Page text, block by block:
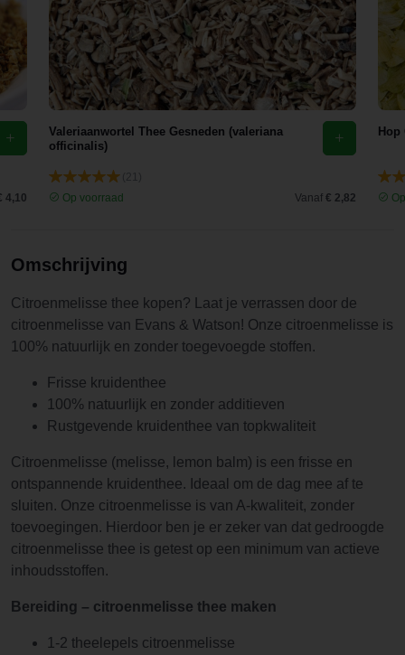
4,10
Valeriaanwortel Thee Gesneden (valeriana
officinalis)
Op voorraad
Vanaf € 2,82
Omschrijving
Citroenmelisse thee kopen? Laat je verrassen door de
citroenmelisse van Evans & Watson! Onze citroenmelisse is
100% natuurlijk en zonder toegevoegde stoffen.
Frisse kruidenthee
100% natuurlijk en zonder additieven
Rustgevende kruidenthee van topkwaliteit
Citroenmelisse (melisse, lemon balm) is een frisse en
ontspannende kruidenthee. Ideaal om de dag mee af te
sluiten. Onze citroenmelisse is van A-kwaliteit, zonder
toevoegingen. Hierdoor ben je er zeker van dat gedroogde
citroenmelisse thee is getest op een minimum van actieve
inhoudsstoffen.
Bereiding – citroenmelisse thee maken
1-2 theelepels citroenmelisse